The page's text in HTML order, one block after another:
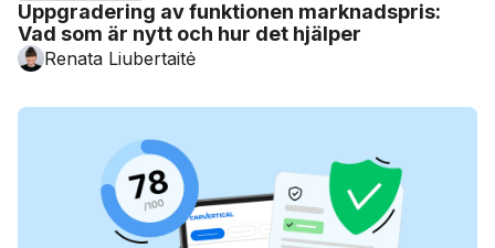
Uppgradering av funktionen marknadspris:
Vad som är nytt och hur det hjälper
Renata Liubertaitė